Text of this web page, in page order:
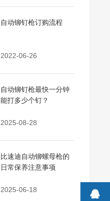
自动铆钉枪订购流程
2022-06-26
自动铆钉枪最快一分钟
能打多少个钉？
2025-08-28
比速迪自动铆螺母枪的
日常保养注意事项
2025-06-18